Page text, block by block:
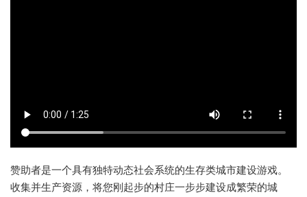
赞助者是一个具有独特动态社会系统的生存类城市建设游戏。
收集并生产资源，将您刚起步的村庄一步步建设成繁荣的城